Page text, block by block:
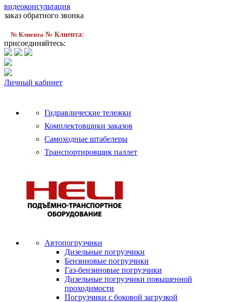
видеоконсультация
заказ обратного звонка
№ Клиента № Клиента:
присоединяйтесь:
Личный кабинет
Гидравлические тележки
Комплектовщики заказов
Самоходные штабелеры
Транспортировщик паллет
Автопогрузчики
Дизельные погрузчики
Бензиновые погрузчики
Газ-бензиновые погрузчики
Дизельные погрузчики повышенной
проходимости
Погрузчики с боковой загрузкой